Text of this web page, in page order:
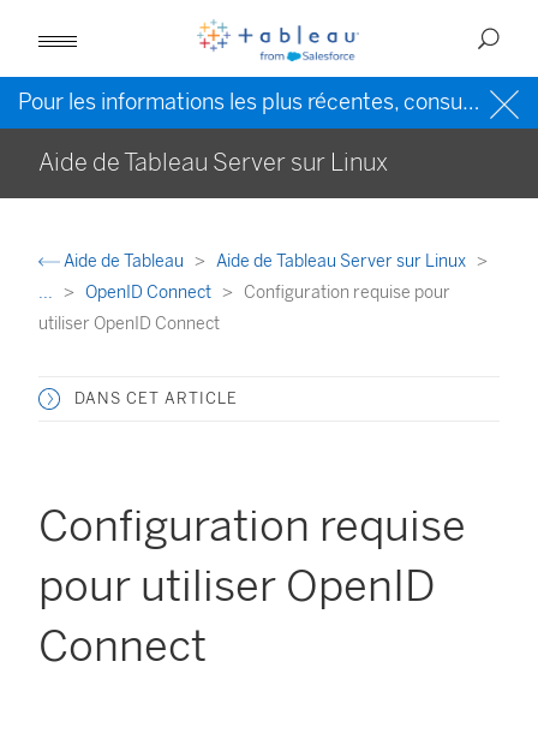
Pour les informations les plus récentes, consultez l’
Aide de Tableau Server sur Linux
Aide de Tableau
Aide de Tableau Server sur Linux
...
OpenID Connect
Configuration requise pour
utiliser OpenID Connect
DANS CET ARTICLE
Configuration requise
pour utiliser OpenID
Connect